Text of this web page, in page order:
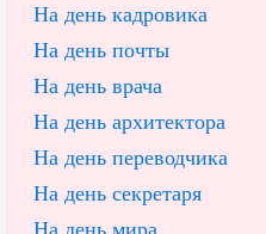
На день кадровика
На день почты
На день врача
На день архитектора
На день переводчика
На день секретаря
На день мира